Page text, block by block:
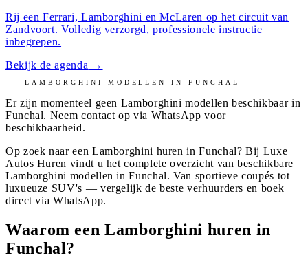
Rij een Ferrari, Lamborghini en McLaren op het circuit van
Zandvoort. Volledig verzorgd, professionele instructie
inbegrepen.
Bekijk de agenda →
LAMBORGHINI MODELLEN INFUNCHAL
Er zijn momenteel geen Lamborghini modellen beschikbaar in
Funchal. Neem contact op via WhatsApp voor
beschikbaarheid.
Op zoek naar een Lamborghini huren in Funchal? Bij Luxe
Autos Huren vindt u het complete overzicht van beschikbare
Lamborghini modellen in Funchal. Van sportieve coupés tot
luxueuze SUV's — vergelijk de beste verhuurders en boek
direct via WhatsApp.
Waarom een Lamborghini huren in
Funchal?